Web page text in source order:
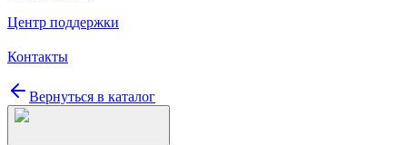
Центр поддержки
Контакты
Вернуться в каталог